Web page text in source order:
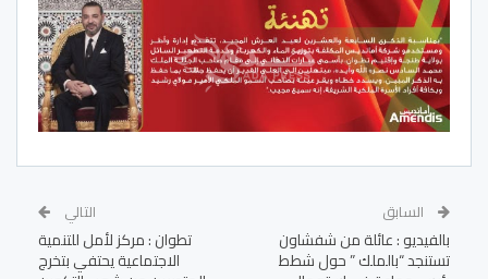
السابق
بالفيديو : عائلة من شفشاون
تستنجد “بالملك ” حول شطط
التالي
تطوان : مركز لأمل للتنمية
الاجتماعية يحتفي بتخرج